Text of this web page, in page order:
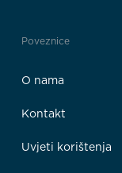
Poveznice
O nama
Kontakt
Uvjeti korištenja